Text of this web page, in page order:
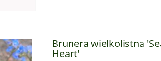
Brunera wielkolistna
Heart'